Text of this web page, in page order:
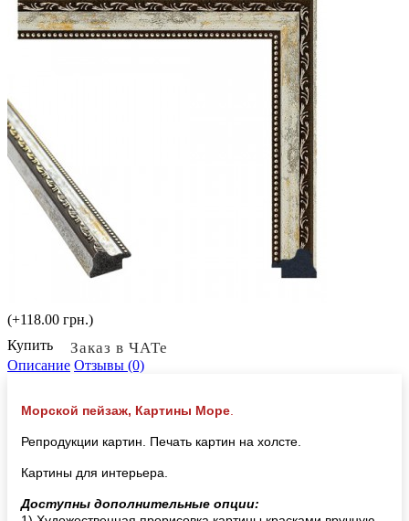
(+118.00 грн.)
Купить
Заказ в ЧАТе
Описание Отзывы (0)
Морской пейзаж, Картины Море
Репродукции картин. Печать картин на холсте.
Картины для интерьера.
Доступны дополнительные опции: